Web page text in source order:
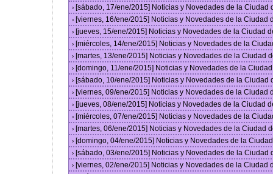
› [sábado, 17/ene/2015] Noticias y Novedades de la Ciudad
› [viernes, 16/ene/2015] Noticias y Novedades de la Ciudad
› [jueves, 15/ene/2015] Noticias y Novedades de la Ciudad
› [miércoles, 14/ene/2015] Noticias y Novedades de la
› [martes, 13/ene/2015] Noticias y Novedades de la Ciudad
› [domingo, 11/ene/2015] Noticias y Novedades de la
› [sábado, 10/ene/2015] Noticias y Novedades de la Ciudad
› [viernes, 09/ene/2015] Noticias y Novedades de la Ciudad
› [jueves, 08/ene/2015] Noticias y Novedades de la Ciudad
› [miércoles, 07/ene/2015] Noticias y Novedades de la
› [martes, 06/ene/2015] Noticias y Novedades de la Ciudad
› [domingo, 04/ene/2015] Noticias y Novedades de la
› [sábado, 03/ene/2015] Noticias y Novedades de la Ciudad
› [viernes, 02/ene/2015] Noticias y Novedades de la Ciudad